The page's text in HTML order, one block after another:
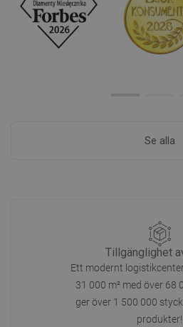
Se alla
Tillgänglighet
Ett modernt
31 000 m² med över 68
ger över 1 500 000
produkter!